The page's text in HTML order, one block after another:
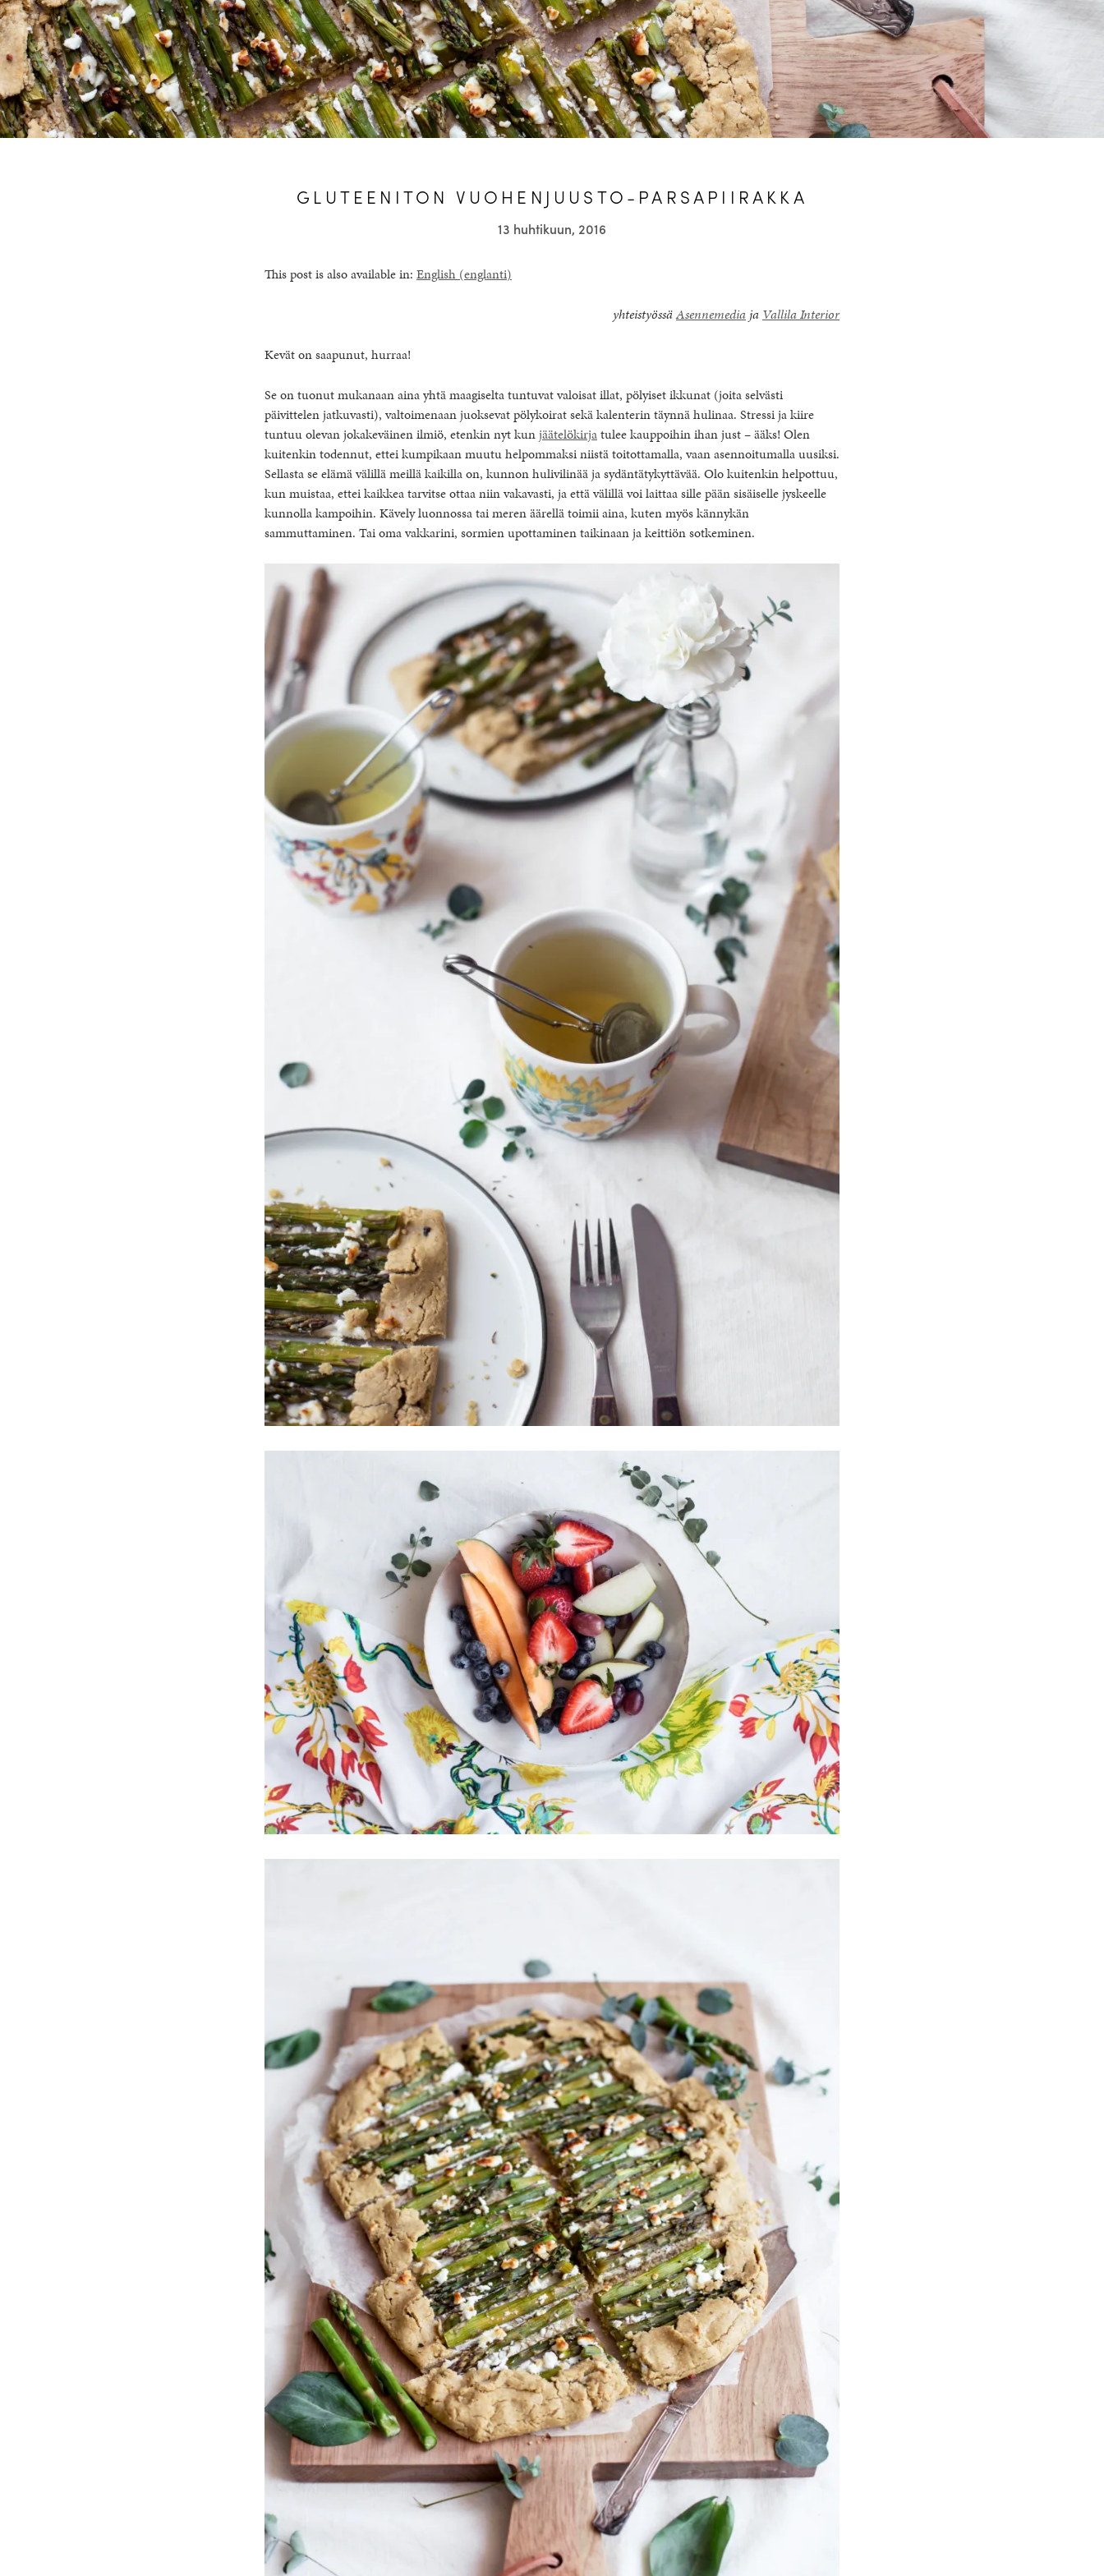
GLUTEENITON VUOHENJUUSTO-PARSAPIIRAKKA
13 huhtikuun, 2016
This post is also available in: English(englanti)
yhteistyössäAsennemediaja Vallila Interior
Kevät on saapunut, hurraa!
Se on tuonut mukanaan aina yhtä maagiselta tuntuvat valoisat illat, pölyiset ikkunat (joita selvästi
päivittelen jatkuvasti), valtoimenaan juoksevat pölykoirat sekä kalenterin täynnä hulinaa. Stressi ja kiire
tuntuu olevan jokakeväinen ilmiö, etenkin nyt kunjäätelökirjatulee kauppoihin ihan just – ääks! Olen
kuitenkin todennut, ettei kumpikaan muutu helpommaksi niistä toitottamalla, vaan asennoitumalla uusiksi.
Sellasta se elämä välillä meillä kaikilla on, kunnon hulivilinää ja sydäntätykyttävää. Olo kuitenkin helpottuu,
kun muistaa, ettei kaikkea tarvitse ottaa niin vakavasti, ja että välillä voi laittaa sille pään sisäiselle jyskeelle
kunnolla kampoihin. Kävely luonnossa tai meren äärellä toimii aina, kuten myös kännykän
sammuttaminen. Tai oma vakkarini, sormien upottaminen taikinaan ja keittiön sotkeminen.